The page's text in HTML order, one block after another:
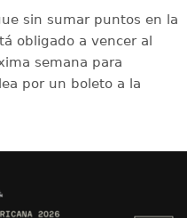
sin sumar puntos en la
obligado a vencer al
semana para
por un boleto a la